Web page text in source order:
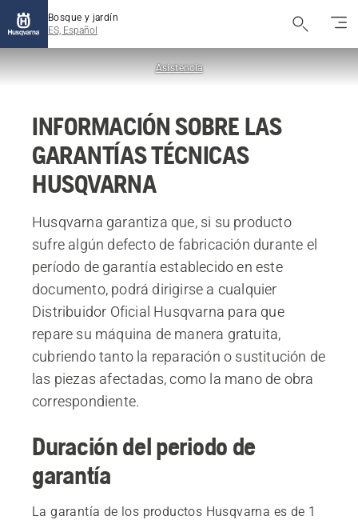
Bosque y jardín
ES, Español
Asistencia
INFORMACIÓN SOBRE LAS
GARANTÍAS TÉCNICAS
HUSQVARNA
Husqvarna garantiza que, si su producto
sufre algún defecto de fabricación durante el
período de garantía establecido en este
documento, podrá dirigirse a cualquier
Distribuidor Oficial Husqvarna para que
repare su máquina de manera gratuita,
cubriendo tanto la reparación o sustitución de
las piezas afectadas, como la mano de obra
correspondiente.
Duración del periodo de
garantía
La garantía de los productos Husqvarna es de 1